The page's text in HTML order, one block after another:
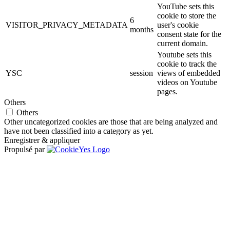
VISITOR_PRIVACY_METADATA
6
months
YouTube sets this
cookie to store the
user's cookie
consent state for the
current domain.
YSC session
Youtube sets this
cookie to track the
views of embedded
videos on Youtube
pages.
Others
Others
Other uncategorized cookies are those that are being analyzed and
have not been classified into a category as yet.
Enregistrer & appliquer
Propulsé par